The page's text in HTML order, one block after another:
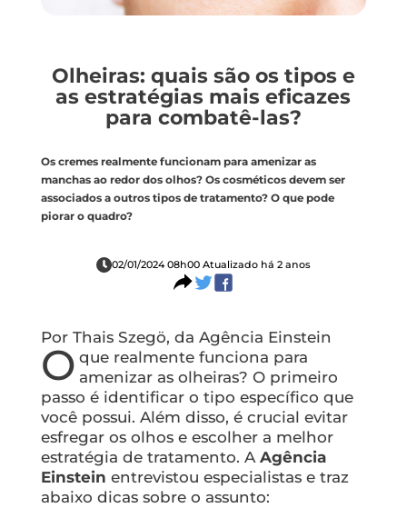
Olheiras: quais são os tipos e
as estratégias mais eficazes
para combatê-las?
Os cremes realmente funcionam para amenizar as
manchas ao redor dos olhos? Os cosméticos devem ser
associados a outros tipos de tratamento? O que pode
piorar o quadro?
02/01/2024 08h00 Atualizado há 2 anos
Por Thais Szegö, da Agência Einstein
O que realmente funciona para
amenizar as olheiras? O primeiro
passo é identificar o tipo específico que
você possui. Além disso, é crucial evitar
esfregar os olhos e escolher a melhor
estratégia de tratamento. A Agência
Einstein entrevistou especialistas e traz
abaixo dicas sobre o assunto: